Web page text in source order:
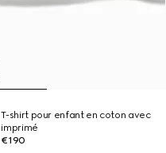
T-shirt pour enfant en coton avec
imprimé
€190